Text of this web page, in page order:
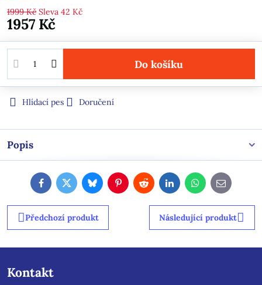
1999 Kč Sleva 42 Kč
1957 Kč
Do košíku
Hlídací pes Doručení
Popis
FacebookTwitterBlueskyPinterestRedditLinkedInWhatsApp
E-
mail
Předchozí produkt Následující produkt
Kontakt